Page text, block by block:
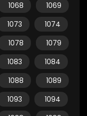
1068
1069
1073
1074
1078
1079
1083
1084
1088
1089
1093
1094